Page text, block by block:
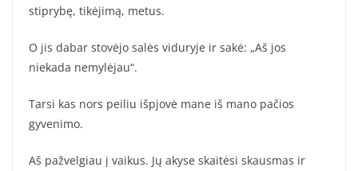
stiprybę, tikėjimą, metus.
O jis dabar stovėjo salės viduryje ir sakė: „Aš jos
niekada nemylėjau“.
Tarsi kas nors peiliu išpjovė mane iš mano pačios
gyvenimo.
Aš pažvelgiau į vaikus. Jų akyse skaitėsi skausmas ir